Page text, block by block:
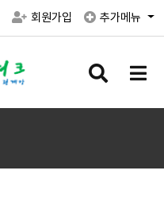
회원가입 추가메뉴
검
버
메
버